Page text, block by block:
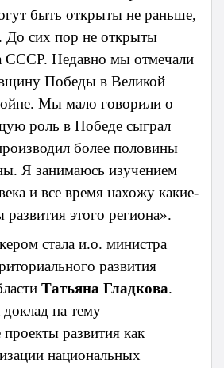
быть открыты не раньше,
До сих пор не открыты
СССР. Недавно мы отмечали
Победы в Великой
Мы мало говорили о
роль в Победе сыграл
более половины
Я занимаюсь изучением
и все время нахожу какие-
этого региона».
стала и.о. министра
развития
Татьяна Гладкова.
на тему
проекты развития как
национальных